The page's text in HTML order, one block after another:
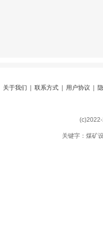
关于我们 联系方式| 用户协议
关键字：煤矿